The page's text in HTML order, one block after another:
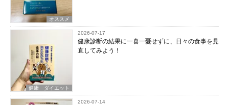
オススメ
健康 ダイエット
2026-07-17
健康診断の結果に一喜一憂せずに、日々の食事を見
直してみよう！
2026-07-14